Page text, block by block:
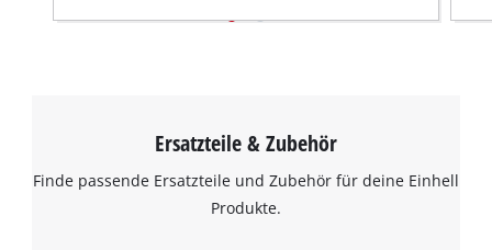
Ersatzteile & Zubehör
Finde passende Ersatzteile und Zubehör für deine Einhell
Produkte.